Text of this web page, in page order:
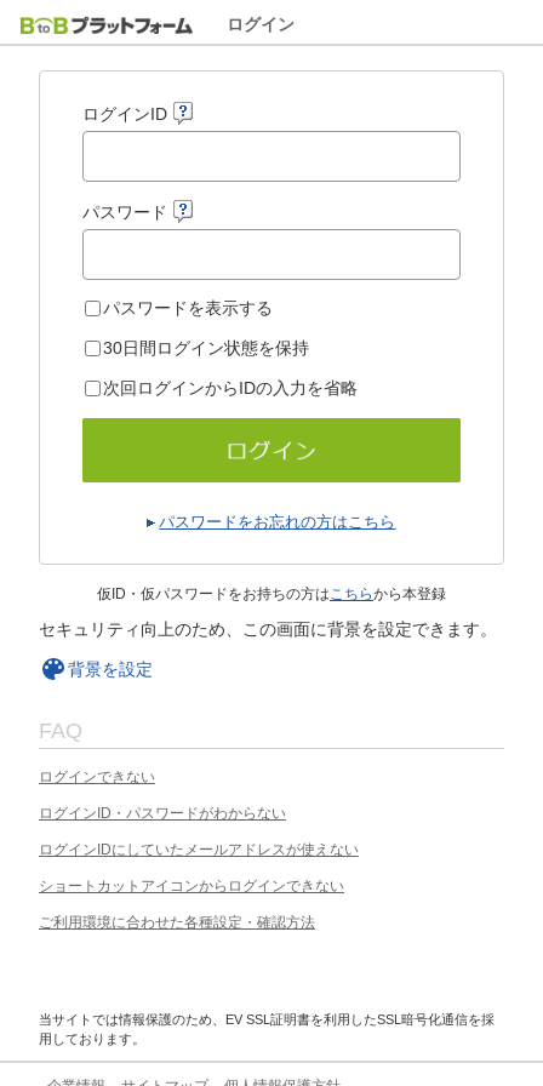
ログイン
ログインID
パスワード
パスワードを表示する
30日間ログイン状態を保持
次回ログインからIDの入力を省略
パスワードをお忘れの方はこちら
仮ID・仮パスワードをお持ちの方はこちらから本登録
セキュリティ向上のため、この画面に背景を設定できます。
背景を設定
FAQ
ログインできない
ログインID・パスワードがわからない
ログインIDにしていたメールアドレスが使えない
ショートカットアイコンからログインできない
ご利用環境に合わせた各種設定・確認方法
当サイトでは情報保護のため、EV SSL証明書を利用したSSL暗号化通信を採
用しております。